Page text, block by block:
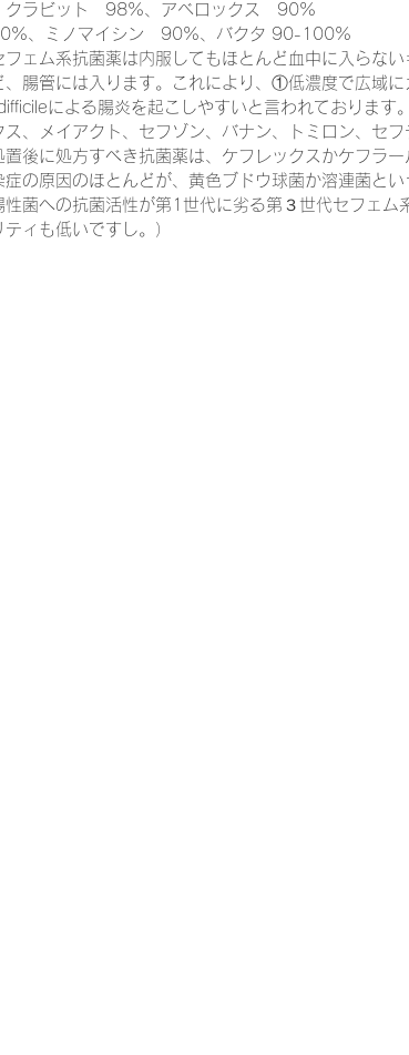
する 創傷ケア(スキン テア、褥瘡、下肢潰瘍
一緒に働く仲間の在宅医療への想い 在宅
攻めの栄養療法を科学する
クラビット　98%、アベロックス　90%
、ミノマイシン　90%、バクタ 90-100%
フェム系抗菌薬は内服してもほとんど血中に入らな
、腸管には入ります。これにより、①低濃度で広域
による腸炎を起こしやすいと言われております
ス、メイアクト、セフゾン、バナン、トミロン、セ
後に処方すべき抗菌薬は、ケフレックスかケフラー
症の原因のほとんどが、黄色ブドウ球菌か溶連菌と
菌への抗菌活性が第1世代に劣る第３世代セフェム
ィも低いですし。）